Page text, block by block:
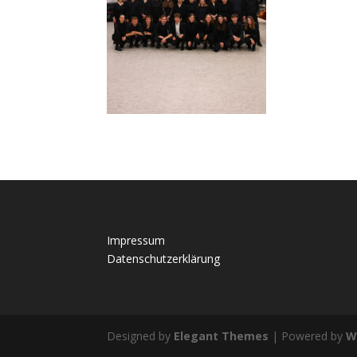
Impressum
Datenschutzerklärung
Designed by Elegant Themes | Powered by